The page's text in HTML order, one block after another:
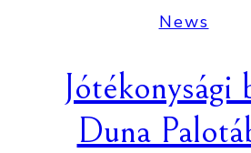
News
Jótékonysági
Duna